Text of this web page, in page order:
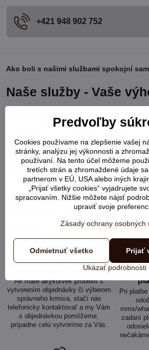
+421 948 902 752
Ako boli s našimi službami spokojní
Naše služby - Vaše
vás - zákazníkov. Každého zákazníka si
Moderný trend dnešnej doby utláča v
samozrejmé návyky obchodníkov, kde
mieste a prístup k zákazníkom bol na
My sa staráme o našich zákazníkov tak,
iní predajcovia pristupovať k nám. Preto
presvedčení, že sme na správnej ceste.
Objednávky aj telefonicky
Ak máte akýkoľvek problém s
vytvorením objednávky či výberom
správneho krmiva, stačí nás
telefonicky kontaktovať a my Vám
s objednávkou pomôžeme,
prípadne celú vytvoríme za Vás.
Pri
mms/
zadaní
Predvoľby
Cookies používame na zlepšenie vašej
stránky, analýzu jej výkonnosti a
používaní. Na tento účel môžeme
tretích strán a zhromaždené údaje
partnerom v EÚ, USA alebo iných
„Prijať všetky cookies“ vyjadrujete
spracovaním. Nižšie môžete nájsť
upraviť svoje
Zásady ochrany osobných
Ukázať podrobnosti
Prijať
Odmietnuť všetko